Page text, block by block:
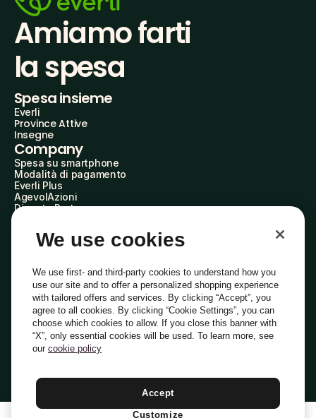
Amiamo farti
la spesa
Spesa insieme
Everli
Province Attive
Insegne
Company
Spesa su smartphone
Modalità di pagamento
Everli Plus
AgevolAzioni
Diventa Partner
Everli Shoppers
About Us
Everli News
Domande frequenti
Lavora con noi
Diventa Shopper
Investitori
PrivacyCookiePreferenze Cookie
Termini e CondizioniCodice Etico
Indirizzo PEC: everli@pec.it - indirizzo DPO: dpo@everli.com
Italiano
We use cookies
We use first- and third-party cookies to understand how you
use our site and to offer a personalized shopping experience
with tailored offers and services. By clicking “Accept”, you
agree to all cookies. By clicking “Cookie Settings”, you can
choose which cookies to allow. If you close this banner with
“X”, only essential cookies will be used. To learn more, see
our cookie policy
Accept
Customize